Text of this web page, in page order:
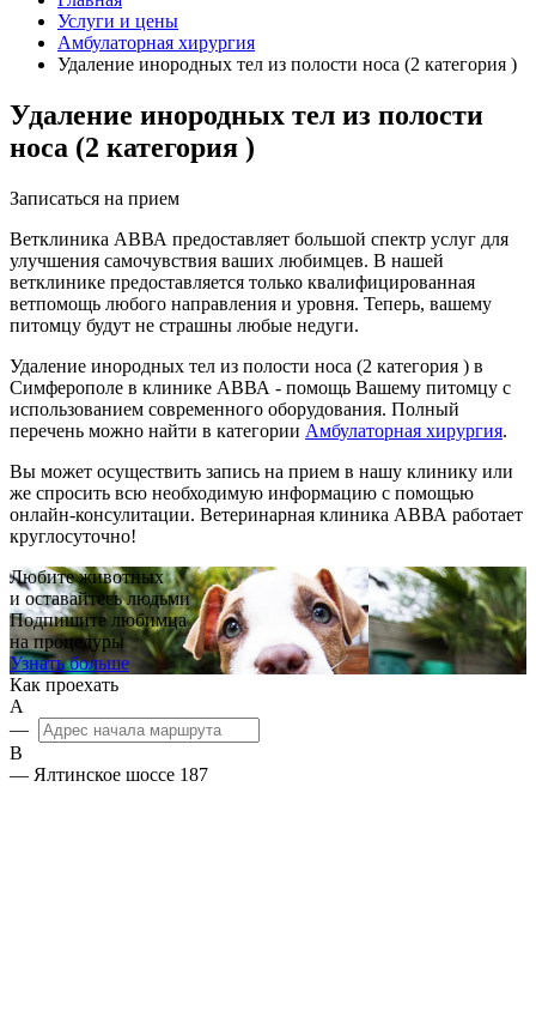
Услуги и цены
Амбулаторная хирургия
Удаление инородных тел из полости носа (2 категория )
Удаление инородных тел из полости
носа (2 категория )
Записаться на прием
Ветклиника АВВА предоставляет большой спектр услуг для
улучшения самочувствия ваших любимцев. В нашей
ветклинике предоставляется только квалифицированная
ветпомощь любого направления и уровня. Теперь, вашему
питомцу будут не страшны любые недуги.
Удаление инородных тел из полости носа (2 категория ) в
Симферополе в клинике АВВА - помощь Вашему питомцу с
использованием современного оборудования. Полный
перечень можно найти в категории Амбулаторная хирургия.
Вы может осуществить запись на прием в нашу клинику или
же спросить всю необходимую информацию с помощью
онлайн-консулитации. Ветеринарная клиника АВВА работает
круглосуточно!
Любите животных
и оставайтесь людьми
Подпишите любимца
на процедуры
Узнать больше
Как проехать
А
—
B
— Ялтинское шоссе 187